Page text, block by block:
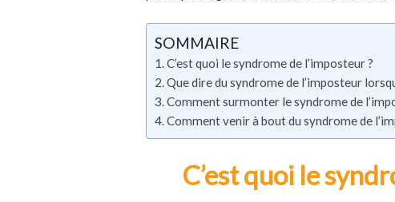
SOMMAIRE
C’est quoi le syndrome de l’imposteur ?
Que dire du syndrome de l’imposteur
Comment surmonter le syndrome de
Comment venir à bout du syndrome de
C’est quoi le